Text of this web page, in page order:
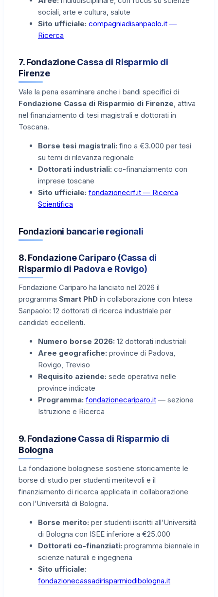
sociali, arte e cultura, salute
Sito ufficiale: compagniadisanpaolo.it —
Ricerca
7. Fondazione Cassa di Risparmio di
Firenze
Vale la pena esaminare anche i bandi specifici di
Fondazione Cassa di Risparmio di Firenze, attiva
nel finanziamento di tesi magistrali e dottorati in
Toscana.
Borse tesi magistrali: fino a €3.000 per tesi
su temi di rilevanza regionale
Dottorati industriali: co-finanziamento con
imprese toscane
Sito ufficiale: fondazionecrf.it — Ricerca
Scientifica
Fondazioni bancarie regionali
8. Fondazione Cariparo (Cassa di
Risparmio di Padova e Rovigo)
Fondazione Cariparo ha lanciato nel 2026 il
programma Smart PhD in collaborazione con Intesa
Sanpaolo: 12 dottorati di ricerca industriale per
candidati eccellenti.
Numero borse 2026: 12 dottorati industriali
Aree geografiche: province di Padova,
Rovigo, Treviso
Requisito aziende: sede operativa nelle
province indicate
Programma: fondazionecariparo.it — sezione
Istruzione e Ricerca
9. Fondazione Cassa di Risparmio di
Bologna
La fondazione bolognese sostiene storicamente le
borse di studio per studenti meritevoli e il
finanziamento di ricerca applicata in collaborazione
con l’Università di Bologna.
Borse merito: per studenti iscritti all’Università
di Bologna con ISEE inferiore a €25.000
Dottorati co-finanziati: programma biennale in
scienze naturali e ingegneria
Sito ufficiale:
fondazionecassadirisparmiodibologna.it